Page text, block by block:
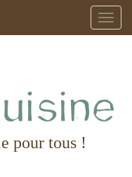
pour tous !